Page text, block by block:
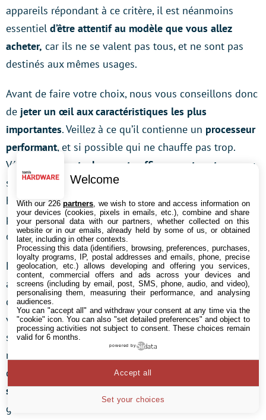
appareils répondant à ce critère, il est néanmoins
essentiel d’être attentif au modèle que vous allez
acheter, car ils ne se valent pas tous, et ne sont pas
destinés aux mêmes usages.
Avant de faire votre choix, nous vous conseillons donc
de jeter un œil aux caractéristiques les plus
importantes. Veillez à ce qu’il contienne un processeur
performant, et si possible qui ne chauffe pas trop.
Vérifiez que le
stockage est suffisamment vaste
pour y
stocker tous vos jeux. Que
hauteur. Etl’autonomie assez généreusepour vous
permettre de jouer plusieurs heures sans avoir à le
charger.
Et pour faire en sorte que ces spécificités soient en
accord avec vos besoins, il est essentiel de vous
demander à quels types de jeux vous comptez jouer . Si
vous n’êtes pas forcément un amateur des dernières
sorties et que vous préférez les titres plutôt modestes,
n’investissez pas dans
une machine de guerre
demandera un gros budget. Privilégiez plutôt
smartphone milieu de gamme, ou d’ancienne
génération.
Welcome
With our 226partners , we wish to store and access information on
your devices (cookies, pixels in emails, etc.), combine and share
your personal data with our partners, whether collected on this
website or in our emails, already held by some of us, or obtained
later, including in other contexts.
Processing this data (identifiers, browsing, preferences, purchases,
loyalty programs, IP, postal addresses and emails, phone, precise
geolocation, etc.) allows developing and offering you services,
content, commercial offers and ads across your devices and
screens (including by email, post, SMS, phone, audio, and video),
personalising them, measuring their performance, and analysing
audiences.
You can "accept all" and withdraw your consent at any time via the
"cookie" icon. You can also "set detailed preferences" and object to
processing activities not subject to consent. These choices remain
valid for 6 months.
powered by
Set your choices
Accept all